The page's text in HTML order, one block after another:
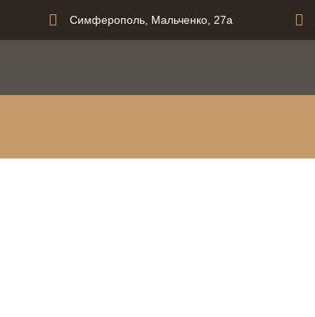
Симферополь, Мальченко, 27а